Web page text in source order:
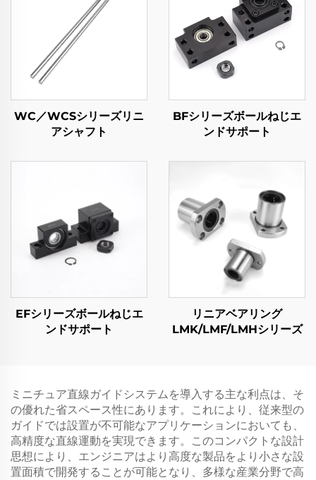
WC／WCSシリーズリニ
アシャフト
BFシリーズボールねじエ
ンドサポート
EFシリーズボールねじエ
ンドサポート
リニアベアリング
LMK/LMF/LMHシリーズ
ミニチュア直線ガイドシステムを導入する主な利点は、そ
の優れた省スペース性にあります。これにより、従来型の
ガイドでは設置が不可能なアプリケーションにおいても、
高精度な直線運動を実現できます。このコンパクトな設計
思想により、エンジニアはより高度な製品をより小さな設
置面積で開発することが可能となり、多様な産業分野で高